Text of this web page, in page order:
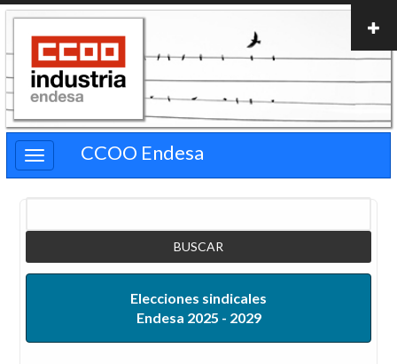
Pasar
contenido
principal
CCOO Endesa
Elecciones sindicales
Endesa 2025 - 2029